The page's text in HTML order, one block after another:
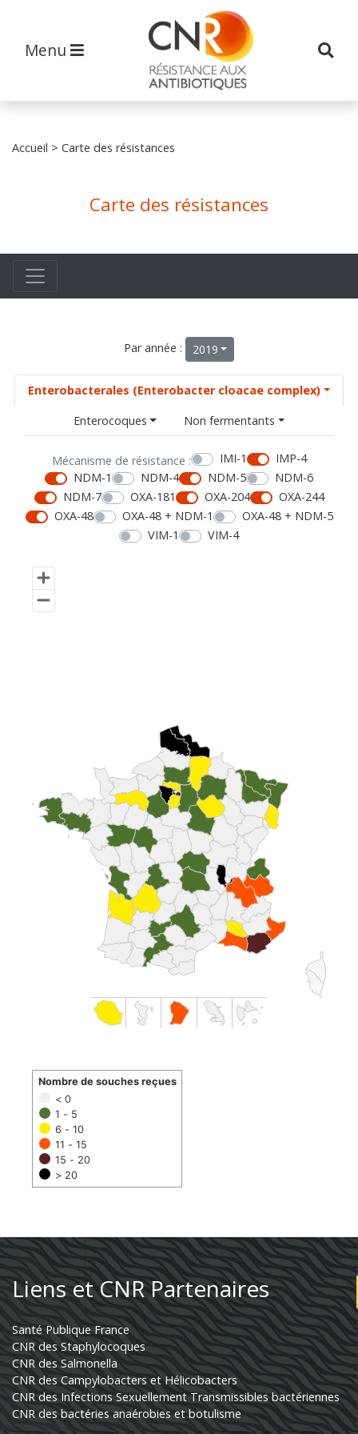
Menu
Accueil > Carte des résistances
Carte des résistances
Par année : 2019
Enterobacterales (Enterobacter cloacae complex)
Enterocoques
Non fermentants
Mécanisme de résistance : IMI-1
IMP-4
NDM-1
NDM-4 NDM-5
NDM-6
NDM-7
OXA-181 OXA-204
OXA-244
OXA-48
OXA-48 + NDM-1
OXA-48 + NDM-5
VIM-1
VIM-4
< 0
1 - 5
6 - 10
11 - 15
15 - 20
> 20
Nombre de souches reçues
Liens et CNR Partenaires
Santé Publique France
CNR des Staphylocoques
CNR des Salmonella
CNR des Campylobacters et Hélicobacters
CNR des Infections Sexuellement Transmissibles bactériennes
CNR des bactéries anaérobies et botulisme